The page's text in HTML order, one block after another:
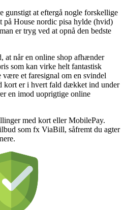
gunstigt at eftergå nogle forskellige
på House nordic pisa hylde (hvid)
er tryg ved at opnå den bedste
at når en online shop afhænder
som kan virke helt fantastisk
et faresignal om en svindel
kort er i hvert fald dækket ind under
en imod uoprigtige online
med kort eller MobilePay.
som fx ViaBill, såfremt du agter